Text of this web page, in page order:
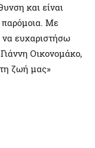
και είναι
παρόμοια. Με
ευχαριστήσω
Οικονομάκο,
ζωή μας»